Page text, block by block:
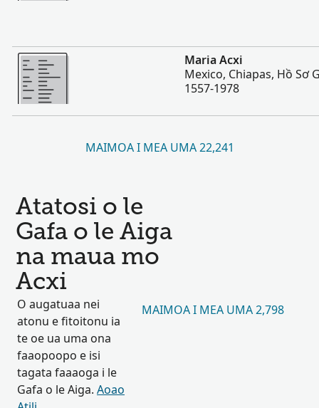
Sili atu
Maria Acxi
Mexico, Chiapas, Hồ Sơ
1557-1978
MAIMOA I MEA UMA 22,241
Atatosi o le
Gafa o le Aiga
na maua mo
Acxi
O augatuaa nei
atonu e fitoitonu ia
te oe ua uma ona
faaopoopo e isi
tagata faaaoga i le
Gafa o le Aiga. Aoao
MAIMOA I MEA UMA 2,798